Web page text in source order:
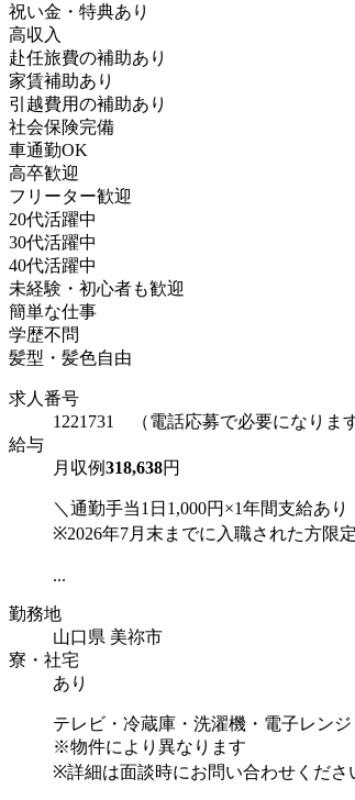
祝い金・特典あり
高収入
赴任旅費の補助あり
家賃補助あり
引越費用の補助あり
社会保険完備
車通勤OK
高卒歓迎
フリーター歓迎
20代活躍中
30代活躍中
40代活躍中
未経験・初心者も歓迎
簡単な仕事
学歴不問
髪型・髪色自由
求人番号
1221731 （電話応募で必要になりま
給与
月収例318,638円
＼通勤手当1日1,000円×1年間支給あり
※2026年7月末までに入職された方限定
...
勤務地
山口県 美祢市
寮・社宅
あり
テレビ・冷蔵庫・洗濯機・電子レン
※物件により異なります
※詳細は面談時にお問い合わせくださ